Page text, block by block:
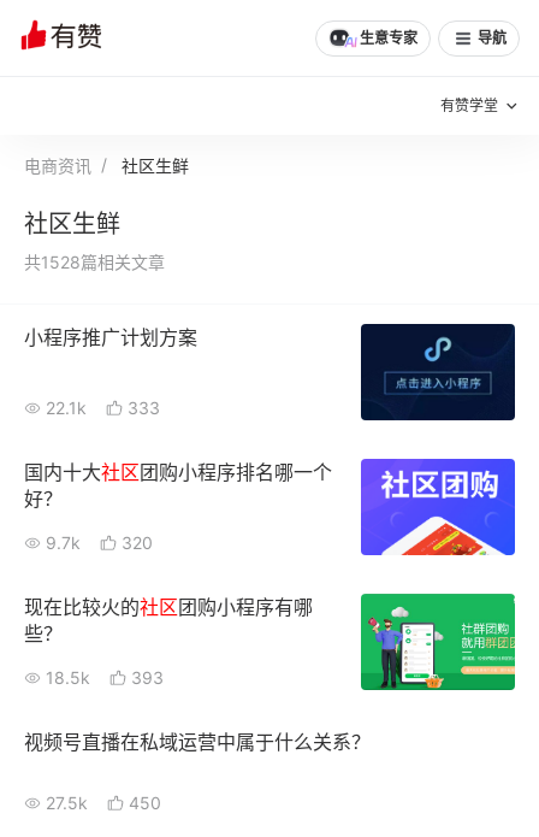
生意专家 导航
有赞学堂
私域日历
有赞成功案例
面对面聊增长
有赞春季发布会 实干家直播间
新零售大会
AllValue 战略合作
增长产品指南
智库 产品场景库
电商资讯 社区生鲜
社区生鲜
共1528篇相关文章
小程序推广计划方案
22.1k 333
国内十大社区团购小程序排名哪一个
好？
9.7k 320
现在比较火的社区团购小程序有哪
些？
18.5k 393
视频号直播在私域运营中属于什么关系？
27.5k 450